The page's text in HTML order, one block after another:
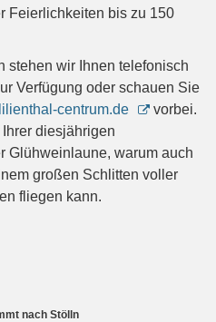
Feierlichkeiten bis zu 150
stehen wir Ihnen telefonisch
Verfügung oder schauen Sie
centrum.de
vorbei.
diesjährigen
Glühweinlaune, warum auch
großen Schlitten voller
fliegen kann.
nach Stölln